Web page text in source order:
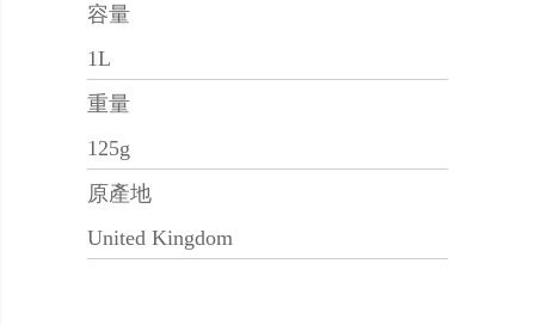
容量
1L
重量
125g
原產地
United Kingdom